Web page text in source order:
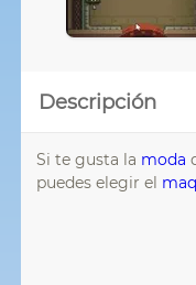
Descripción
Si te gusta la moda
puedes elegir el